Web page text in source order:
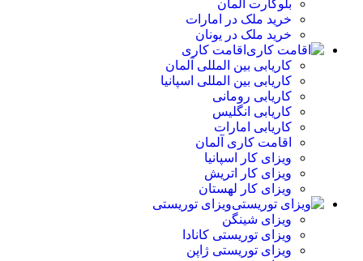
بلوکارت آلمان
خرید ملک در امارات
خرید ملک در یونان
اقامت کاری
کاریابی بین المللی آلمان
کاریابی بین المللی اسپانیا
کاریابی رومانی
کاریابی انگلیس
کاریابی امارات
اقامت کاری آلمان
ویزای کار اسپانیا
ویزای کار اتریش
ویزای کار لهستان
ویزای توریستی
ویزای شینگن
ویزای توریستی کانادا
ویزای توریستی ژاپن